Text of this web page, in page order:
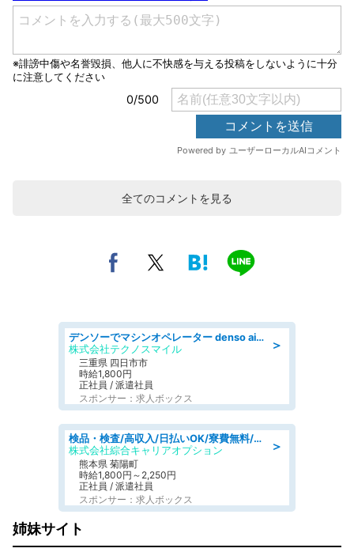
全てのコメントを見る
＞
デンソーでマシンオペレーター denso aichi
株式会社テクノスマイル
三重県 四日市市
時給1,800円
正社員 / 派遣社員
スポンサー：求人ボックス
＞
検品・検査/高収入/日払いOK/寮費無料/日勤/20・30・40代活躍中
株式会社綜合キャリアオプション
熊本県 菊陽町
時給1,800円～2,250円
正社員 / 派遣社員
スポンサー：求人ボックス
姉妹サイト